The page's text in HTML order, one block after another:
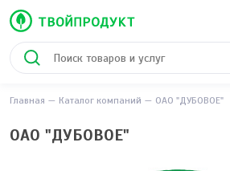
Главная Каталог компаний ОАО "ДУБОВОЕ"
ОАО "ДУБОВОЕ"